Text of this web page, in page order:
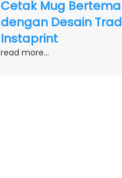
Cetak Mug
dengan Desain
Instaprint
read more...